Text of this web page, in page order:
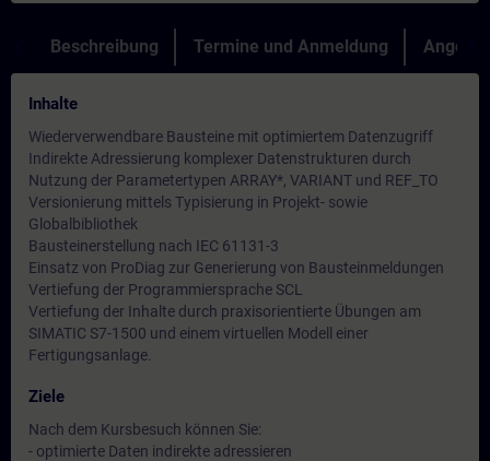
Beschreibung Termine und Anmeldung Angebot
Inhalte
Wiederverwendbare Bausteine mit optimiertem Datenzugriff
Indirekte Adressierung komplexer Datenstrukturen durch
Nutzung der Parametertypen ARRAY*, VARIANT und REF_TO
Versionierung mittels Typisierung in Projekt- sowie
Globalbibliothek
Bausteinerstellung nach IEC 61131-3
Einsatz von ProDiag zur Generierung von Bausteinmeldungen
Vertiefung der Programmiersprache SCL
Vertiefung der Inhalte durch praxisorientierte Übungen am
SIMATIC S7-1500 und einem virtuellen Modell einer
Fertigungsanlage.
Ziele
Nach dem Kursbesuch können Sie:
- optimierte Daten indirekte adressieren